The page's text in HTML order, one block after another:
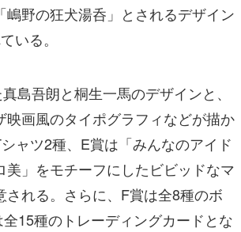
嶋野の狂犬湯呑」とされるデザイン
いる。
島吾朗と桐生一馬のデザインと、
映画風のタイポグラフィなどが描か
ャツ2種、E賞は「みんなのアイド
美」をモチーフにしたビビッドなマ
される。さらに、F賞は全8種のボ
15種のトレーディングカードとな